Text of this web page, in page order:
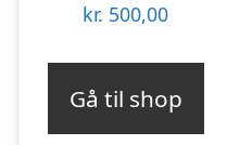
kr. 500,00
Gå til shop